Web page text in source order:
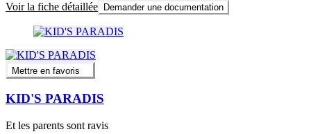
Voir la fiche détaillée Demander une documentation
Mettre en favoris
KID'S PARADIS
Et les parents sont ravis